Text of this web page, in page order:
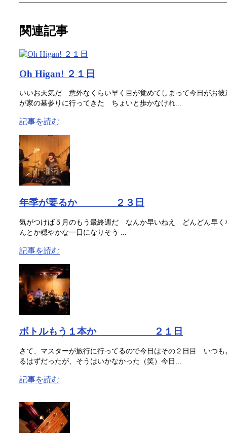
関連記事
Oh Higan! ２１日
いいお天気だ 意外なくらい早く目が覚めてしまって今日がお
が家の墓参りに行ってきた ちょいと歩かなけれ...
記事を読む
年季が要るか ２３日
気がつけば５月のもう最終週だ なんか早いねえ どんどん早く
んとか穏やかな一日になりそう ...
記事を読む
ボトルもう１本か ２１日
さて、マスターが旅行に行ってるので今日はその２日目 いつ
るはずだったが、そうはいかなかった（笑）今日...
記事を読む